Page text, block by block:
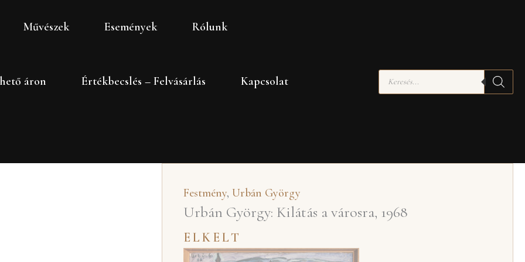
Művészek Események Rólunk
áron Értékbecslés – Felvásárlás Kapcsolat
Products
search
Festmény,Urbán György
Urbán György: Kilátás a városra, 1968